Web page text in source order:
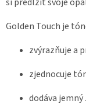
Golden Touch je
zvýrazňuje a
zjednocuje
dodáva